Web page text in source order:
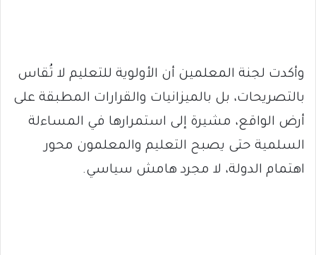
وأكدت لجنة المعلمين أن الأولوية للتعليم لا تُقاس
بالتصريحات، بل بالميزانيات والقرارات المطبقة على
أرض الواقع، مشيرة إلى استمرارها في المساءلة
السلمية حتى يصبح التعليم والمعلمون محور
اهتمام الدولة، لا مجرد هامش سياسي.